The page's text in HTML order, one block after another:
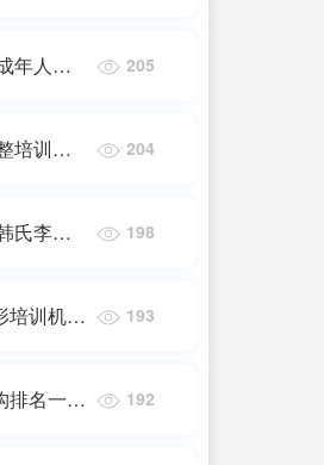
年人的
205
培训学
204
氏李慧
198
培训机
193
排名一览
192